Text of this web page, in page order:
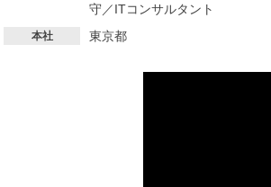
守／ITコンサルタント
本社 東京都